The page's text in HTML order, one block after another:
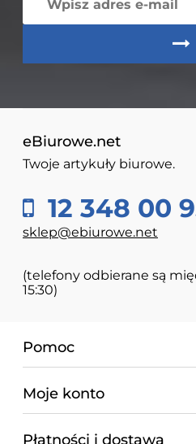
eBiurowe.net
Twoje artykuły biurowe.
12 348 00
sklep@ebiurowe.net
(telefony odbierane są
15:30)
Pomoc
Moje konto
Płatności i dostawa